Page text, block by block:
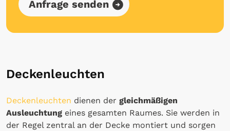
Anfrage senden
Deckenleuchten
Deckenleuchten dienen der gleichmäßigen
Ausleuchtung eines gesamten Raumes. Sie werden in
der Regel zentral an der Decke montiert und sorgen